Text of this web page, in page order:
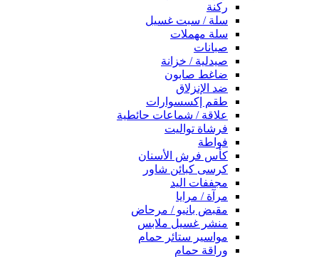
ركنة
سلة / سبت غسيل
سلة مهملات
صبانات
صيدلية / خزانة
ضاغط صابون
ضد الإنزلاق
طقم إكسسوارات
علاقة / شماعات حائطية
فرشاة تواليت
فواطة
كأس فرش الأسنان
كرسى كبائن شاور
مجففات اليد
مرآة / مرايا
مقبض بانيو / مرحاض
منشر غسيل ملابس
مواسير ستائر حمام
وراقة حمام